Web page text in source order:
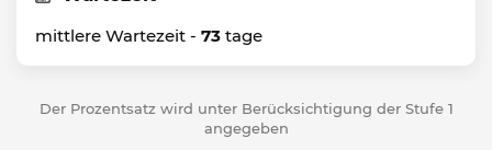
mittlere Wartezeit - 73 tage
Der Prozentsatz wird unter Berücksichtigung der Stufe 1
angegeben